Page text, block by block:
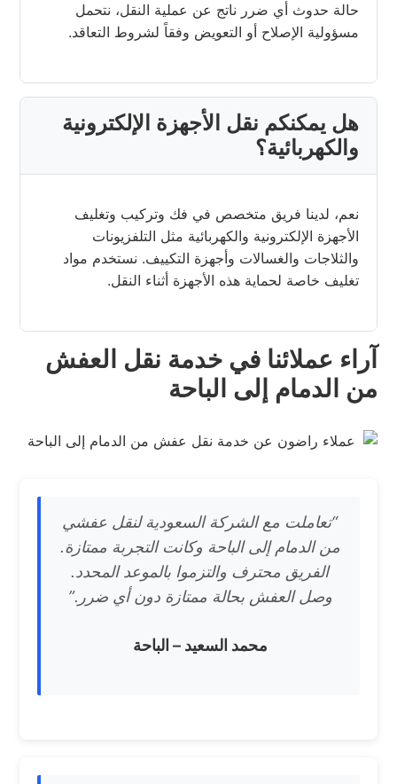
حالة حدوث أي ضرر ناتج عن عملية النقل، نتحمل
مسؤولية الإصلاح أو التعويض وفقاً لشروط التعاقد.
هل يمكنكم نقل الأجهزة الإلكترونية
والكهربائية؟
نعم، لدينا فريق متخصص في فك وتركيب وتغليف
الأجهزة الإلكترونية والكهربائية مثل التلفزيونات
والثلاجات والغسالات وأجهزة التكييف. نستخدم مواد
تغليف خاصة لحماية هذه الأجهزة أثناء النقل.
آراء عملائنا في خدمة نقل العفش
من الدمام إلى الباحة
“تعاملت مع الشركة السعودية لنقل عفشي
من الدمام إلى الباحة وكانت التجربة ممتازة.
الفريق محترف والتزموا بالموعد المحدد.
وصل العفش بحالة ممتازة دون أي ضرر.”
محمد السعيد – الباحة